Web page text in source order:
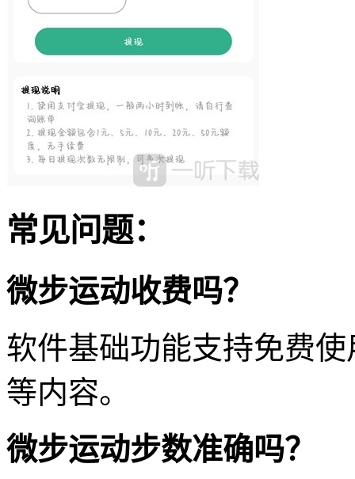
常见问题：
微步运动收费吗？
软件基础功能支持免费
等内容。
微步运动步数准确吗？